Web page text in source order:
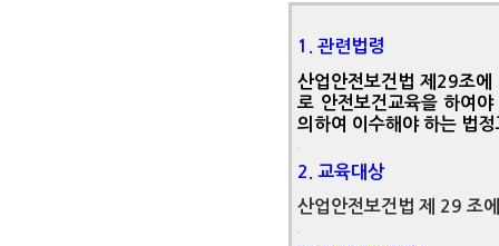
1. 관련법령
산업안전보건법 제29조에
로 안전보건교육을 하여
의하여 이수해야 하는 법정
2. 교육대상
산업안전보건법 제 29 조